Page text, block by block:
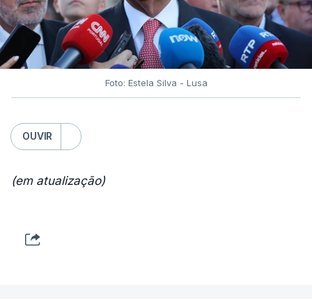
Foto: Estela Silva - Lusa
OUVIR
(em atualização)